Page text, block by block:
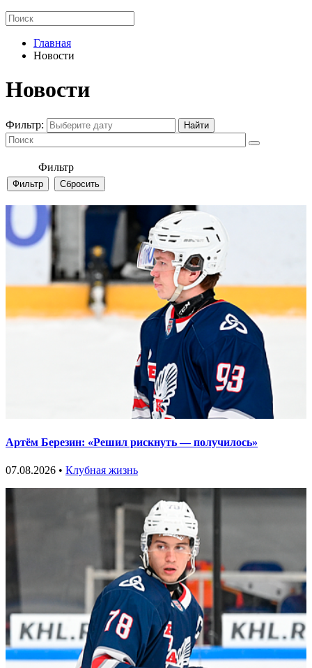
Главная
Новости
Новости
Фильтр:
Фильтр
Артём Березин: «Решил рискнуть — получилось»
07.08.2026 • Клубная жизнь